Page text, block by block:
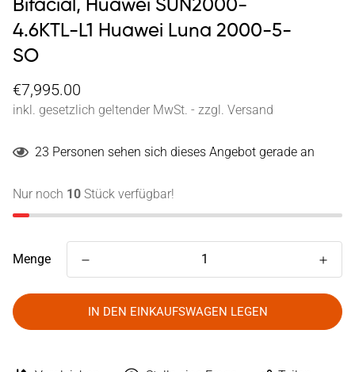
Bifacial, Huawei SUN2000-
4.6KTL-L1 Huawei Luna 2000-5-
SO
€7,995.00
inkl. gesetzlich geltender MwSt. - zzgl. Versand
23 Personen sehen sich dieses Angebot gerade an
Nur noch 10 Stück verfügbar!
Menge
IN DEN EINKAUFSWAGEN LEGEN